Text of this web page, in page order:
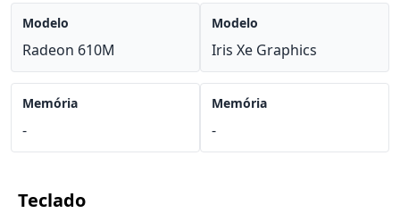
Modelo
Radeon 610M
Memória
-
Modelo
Iris Xe Graphics
Memória
-
Teclado